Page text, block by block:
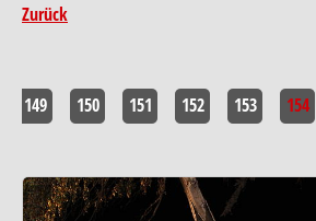
Zurück
149 150 151 152 153 154